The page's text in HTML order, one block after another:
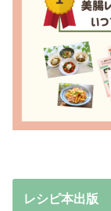
レシピ本出版